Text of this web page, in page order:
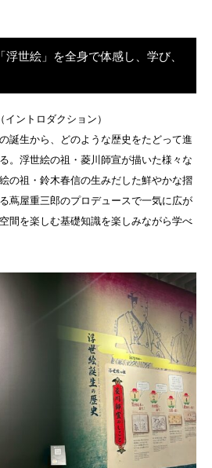
世絵」を全身で体感し、学び、
ントロダクション）
誕生から、どのような歴史をたどって進
。浮世絵の祖・菱川師宣が描いた様々な
の祖・鈴木春信の生みだした鮮やかな摺
蔦屋重三郎のプロデュースで一気に広が
間を楽しむ基礎知識を楽しみながら学べ